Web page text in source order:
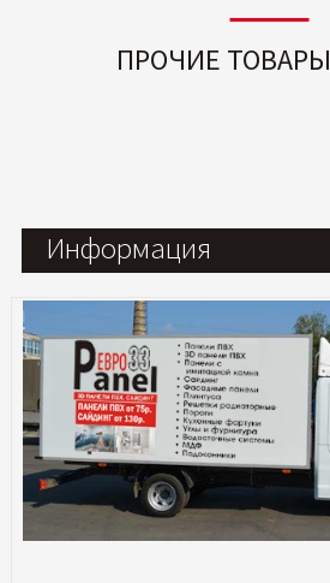
ПРОЧИЕ ТОВАРЫ
Информация